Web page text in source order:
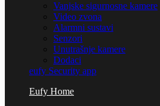
Vanjske sigurnosne kamere
Video zvona
Alarmni sustavi
Senzori
Unutrašnje kamere
Dodaci
eufy Security app
Eufy Home